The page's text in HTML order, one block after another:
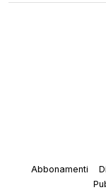
Abbonamenti